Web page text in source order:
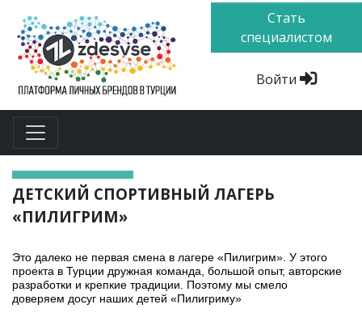
Стать
специалистом
Войти
ДЕТСКИЙ СПОРТИВНЫЙ ЛАГЕРЬ
«ПИЛИГРИМ»
Это далеко не первая смена в лагере «Пилигрим». У этого
проекта в Турции дружная команда, большой опыт, авторские
разработки и крепкие традиции. Поэтому мы смело
доверяем досуг наших детей «Пилигриму»